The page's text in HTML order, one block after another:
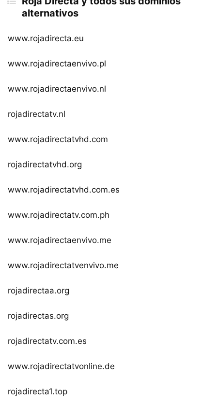
alternativos
www.rojadirecta.eu
www.rojadirectaenvivo.pl
www.rojadirectaenvivo.nl
rojadirectatv.nl
www.rojadirectatvhd.com
rojadirectatvhd.org
www.rojadirectatvhd.com.es
www.rojadirectatv.com.ph
www.rojadirectaenvivo.me
www.rojadirectatvenvivo.me
rojadirectaa.org
rojadirectas.org
rojadirectatv.com.es
www.rojadirectatvonline.de
rojadirecta1.top